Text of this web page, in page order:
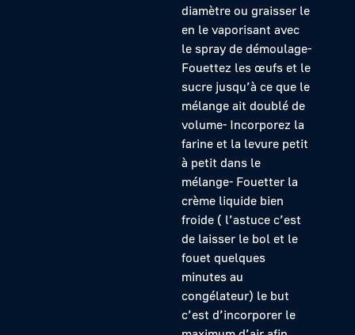
diamètre ou graisser le
en le vaporisant avec
le spray de démoulage-
Fouettez les œufs et le
sucre jusqu’à ce que le
mélange ait doublé de
volume- Incorporez la
farine et la levure petit
à petit dans le
mélange- Fouetter la
crème liquide bien
froide ( l’astuce c’est
de laisser le bol et le
fouet quelques
minutes au
congélateur) le but
c’est d’incorporer le